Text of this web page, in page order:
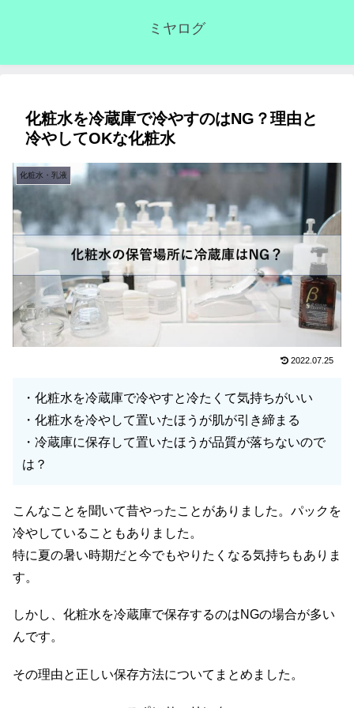
ミヤログ
化粧水を冷蔵庫で冷やすのはNG？理由と
冷やしてOKな化粧水
化粧水・乳液
2022.07.25
・化粧水を冷蔵庫で冷やすと冷たくて気持ちがいい
・化粧水を冷やして置いたほうが肌が引き締まる
・冷蔵庫に保存して置いたほうが品質が落ちないので
は？
こんなことを聞いて昔やったことがありました。パックを
冷やしていることもありました。
特に夏の暑い時期だと今でもやりたくなる気持ちもありま
す。
しかし、化粧水を冷蔵庫で保存するのはNGの場合が多い
んです。
その理由と正しい保存方法についてまとめました。